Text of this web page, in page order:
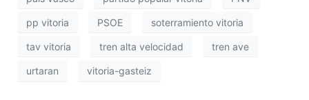
pp vitoria PSOE soterramiento vitoria
tav vitoria tren alta velocidad tren ave
urtaran vitoria-gasteiz